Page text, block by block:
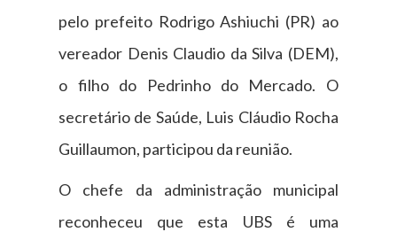
pelo prefeito Rodrigo Ashiuchi (PR) ao
vereador Denis Claudio da Silva (DEM),
o filho do Pedrinho do Mercado. O
secretário de Saúde, Luis Cláudio Rocha
Guillaumon, participou da reunião.
O chefe da administração municipal
reconheceu que esta UBS é uma